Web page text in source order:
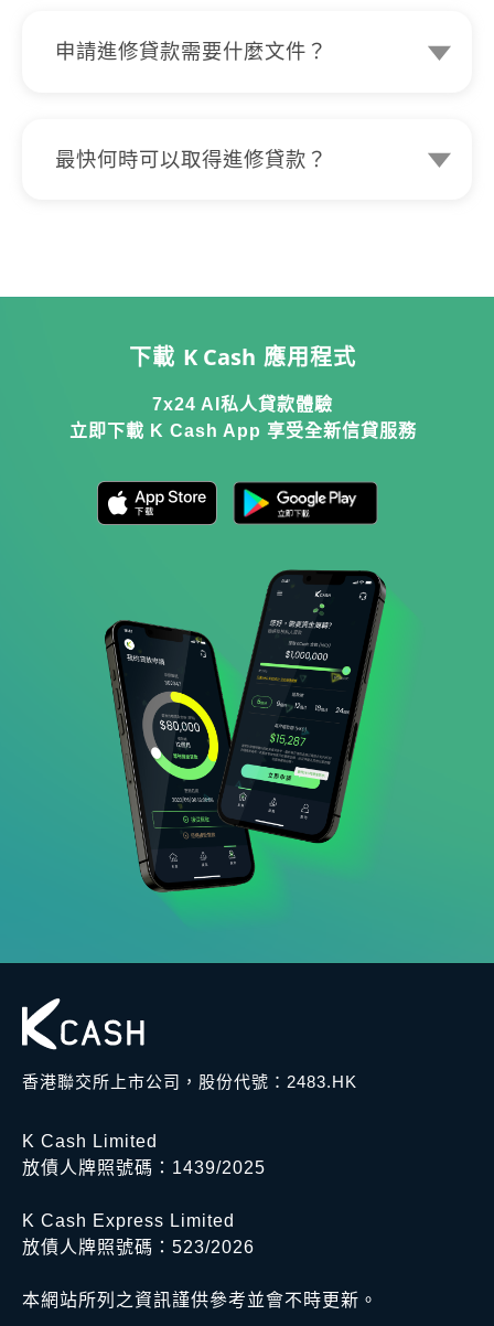
被拒絕或授予貸款，只要最終無接納貸
費。我哋絕對無任何借貸利息之外的隱性
收費，所有條款透明度極高。所見即所
申請進修貸款需要什麼文件？
最快何時可以取得進修貸款？
下載 K Cash 應用程式
7x24 AI私人貸款體驗
立即下載 K Cash App 享受全新信貸服務
香港聯交所上市公司，股份代號：2483.HK
K Cash Limited
放債人牌照號碼：1439/2025
K Cash Express Limited
放債人牌照號碼：523/2026
本網站所列之資訊謹供參考並會不時更新。